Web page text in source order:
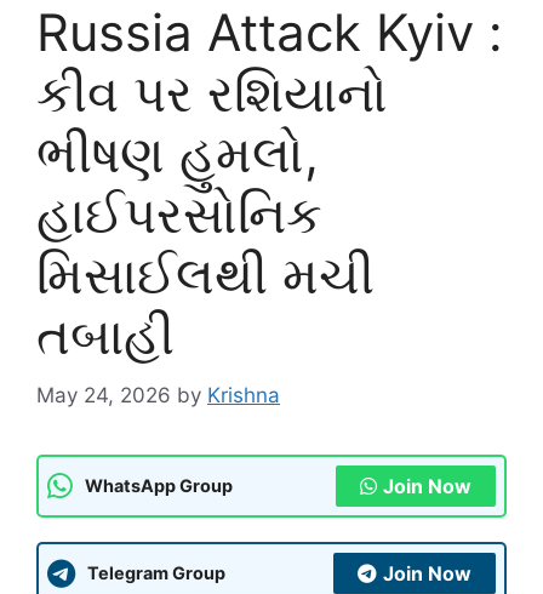
Russia Attack Kyiv :
કીવ પર રશિયાનો
ભીષણ હુમલો,
હાઈપરસોનિક
મિસાઈલથી મચી
તબાહી
May 24, 2026 by Krishna
WhatsApp Group Join Now
Telegram Group Join Now